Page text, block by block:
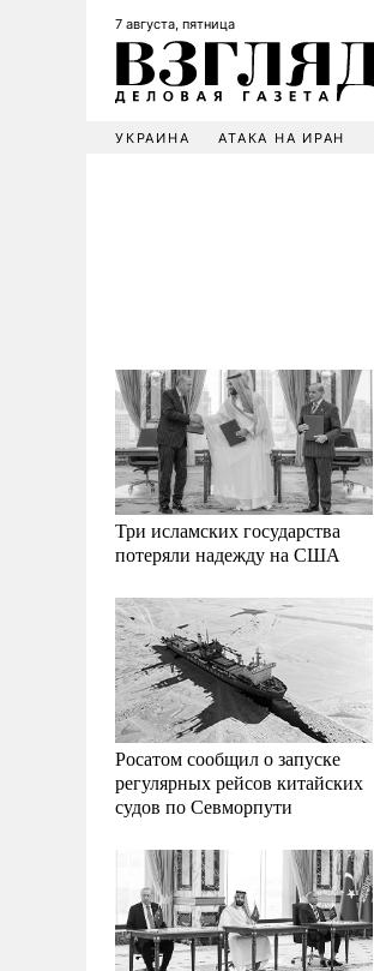
7 августа, пятница
УКРАИНА АТАКА НА ИРАН
Три исламских государства
потеряли надежду на США
Росатом сообщил о запуске
регулярных рейсов китайских
судов по Севморпути